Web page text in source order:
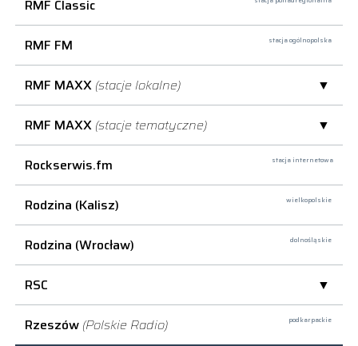
RMF Classic
RMF FM stacja ogólnopolska
RMF MAXX (stacje lokalne)
RMF MAXX (stacje tematyczne)
Rockserwis.fm
stacja internetowa
Rodzina (Kalisz) wielkopolskie
Rodzina (Wrocław) dolnośląskie
RSC
Rzeszów (Polskie Radio) podkarpackie